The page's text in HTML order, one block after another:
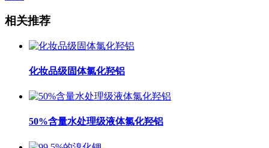
相关推荐
化妆品级固体氯化羟铝
50%含量水处理级液体氯化羟铝